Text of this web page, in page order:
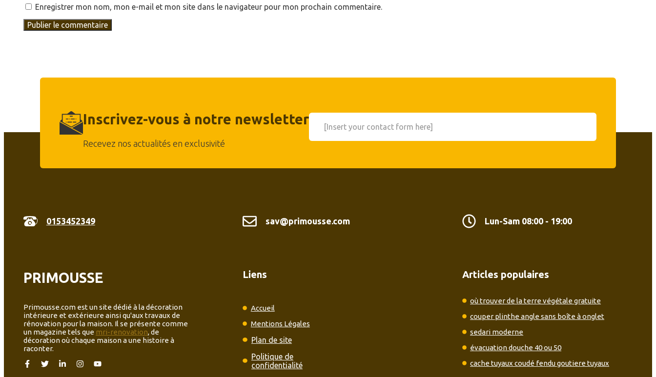
Enregistrer mon nom, mon e-mail et mon site dans le navigateur pour mon prochain commentaire.
Inscrivez-vous à notre newsletter
Recevez nos actualités en exclusivité
[Insert your contact form here]
0153452349 sav@primousse.com Lun-Sam 08:00 - 19:00
PRIMOUSSE
Primousse.com est un site dédié à la décoration
intérieure et extérieure ainsi qu'aux travaux de
rénovation pour la maison. Il se présente comme
un magazine tels que mri-renovation, de
décoration où chaque maison a une histoire à
raconter.
Liens
Accueil
Mentions Légales
Plan de site
Politique de
confidentialité
Articles populaires
où trouver de la terre végétale gratuite
couper plinthe angle sans boîte à onglet
sedari moderne
évacuation douche 40 ou 50
cache tuyaux coudé fendu goutiere tuyaux